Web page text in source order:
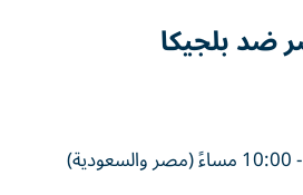
ضد بلجيكا